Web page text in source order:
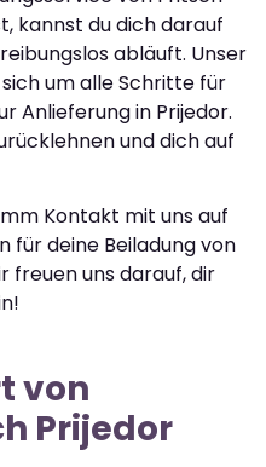
kannst du dich darauf
abläuft. Unser
um alle Schritte für
Anlieferung in Prijedor.
und dich auf
Kontakt mit uns auf
für deine Beiladung von
freuen uns darauf, dir
von
Prijedor